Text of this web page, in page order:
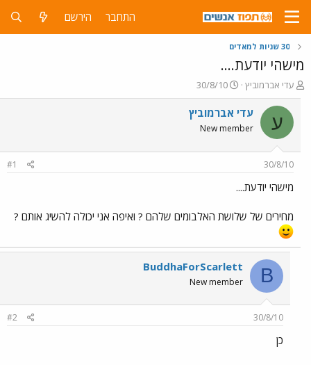
התחבר הירשם
30 שניות למאדים
מישהי יודעת....
פ
ו
ת
ח
ה
ו
ש
א
עדי אברמוביץ
פ
ו
ר
ם
30/8/10
ע עדי אברמוביץ
New member
30/8/10
#1
מישהי יודעת....
מחירים של שלושת האלבומים שלהם ? ואיפה אני יכולה להשיג אותם ?
B
BuddhaForScarlett
New member
30/8/10
#2
כן